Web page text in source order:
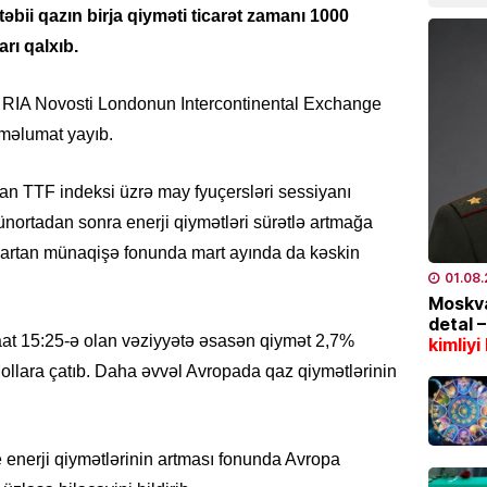
qazın birja qiyməti ticarət zamanı 1000
qalxıb.
Novosti Londonun Intercontinental Exchange
yayıb.
TTF indeksi üzrə may fyuçersləri sessiyanı
sonra enerji qiymətləri sürətlə artmağa
münaqişə fonunda mart ayında da kəskin
15:25-ə olan vəziyyətə əsasən qiymət 2,7%
çatıb. Daha əvvəl Avropada qaz qiymətlərinin
qiymətlərinin artması fonunda Avropa
daha
ÖLKƏ
8 gün
detal –
kimliyi